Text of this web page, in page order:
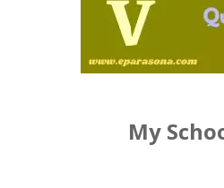
My